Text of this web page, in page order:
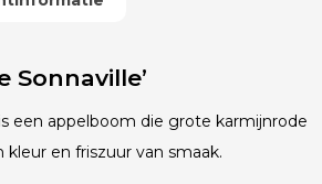
Sonnaville’
een appelboom die grote karmijnrode
en friszuur van smaak.